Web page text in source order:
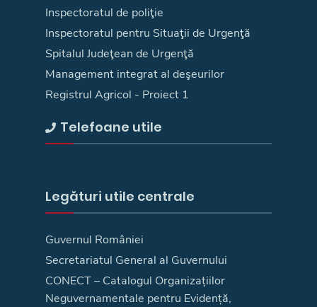
Inspectoratul de poliţie
Inspectoratul pentru Situaţii de Urgenţă
Spitalul Judeţean de Urgenţă
Management integrat al deşeurilor
Registrul Agricol - Proiect 1
Telefoane utile
Legături utile centrale
Guvernul României
Secretariatul General al Guvernului
CONECT – Catalogul Organizațiilor
Neguvernamentale pentru Evidență,